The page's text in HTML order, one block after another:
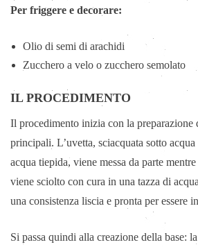
Per friggere e decorare:
Olio di semi di arachidi
Zucchero a velo o zucchero semolato
IL PROCEDIMENTO
Il procedimento inizia con la preparazione
principali. L’uvetta, sciacquata sotto
acqua tiepida, viene messa da parte
viene sciolto con cura in una tazza di
una consistenza liscia e pronta per essere
Si passa quindi alla creazione della base: